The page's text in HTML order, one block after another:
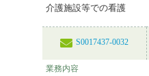
介護施設等での看護
S0017437-0032
業務内容